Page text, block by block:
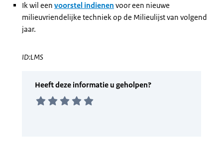
Ik wil een voorstel indienen voor een nieuwe
milieuvriendelijke techniek op de Milieulijst van volgend
jaar.
ID:LMS